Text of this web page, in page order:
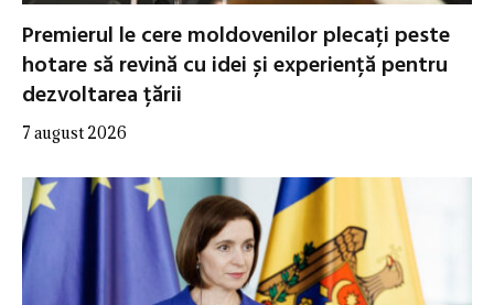
Premierul le cere moldovenilor plecați peste
hotare să revină cu idei și experiență pentru
dezvoltarea țării
7 august 2026